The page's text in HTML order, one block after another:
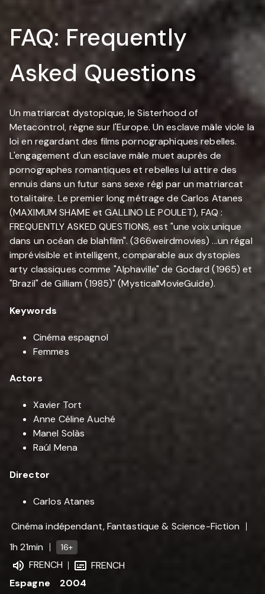
FAQ: Frequently
Asked Questions
Un matriarcat dystopique, le Sisterhood of
Metacontrol, règne sur l'Europe. Un esclave mâle viole la
loi en regardant des films pornographiques rebelles.
L'engagement d'un esclave mâle muet auprès de
pornographes romantiques et rebelles lui attire des
ennuis dans un futur sans sexe régi par un matriarcat
totalitaire. Le premier long métrage de Carlos Atanes
(MAXIMUM SHAME et GALLINO LE POULET), FAQ :
FREQUENTLY ASKED QUESTIONS, est "une voix unique
dans un océan de blahfilm". (366weirdmovies) ...un régal
imprévisible et intelligent, comparable aux dystopies
arty classiques comme "Alphaville" de Godard (1965) et
"Brazil" de Gilliam (1985)" (MysticalMovieGuide).
Keywords
Cinéma espagnol
Femmes
Actors
Xavier Tort
Anne Céline Auché
Manel Solàs
Raúl Mena
Director
Carlos Atanes
Cinéma indépendant, Fantastique & Science-Fiction
1h 21min
16+
FRENCH
FRENCH
Espagne
2004